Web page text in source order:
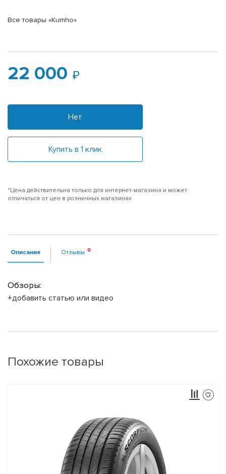
Все товары «Kumho»
22 000
Нет
Купить в 1 клик
*Цена действительна только для интернет-магазина и может
отличаться от цен в розничных магазинах
Описание Отзывы
Обзоры:
+добавить статью или видео
Похожие товары